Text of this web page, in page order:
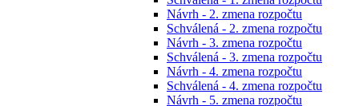
Návrh - 2. zmena rozpočtu
Schválená - 2. zmena rozpočtu
Návrh - 3. zmena rozpočtu
Schválená - 3. zmena rozpočtu
Návrh - 4. zmena rozpočtu
Schválená - 4. zmena rozpočtu
Návrh - 5. zmena rozpočtu